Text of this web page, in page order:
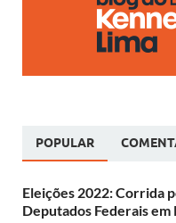
POPULAR
Eleições 2022: Corrida
Deputados Federais